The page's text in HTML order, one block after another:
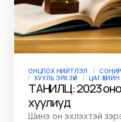
ОНЦЛОХ НИЙТЛЭЛ
ХУУЛЬ ЭРХ ЗҮЙ
ЦАГ
ТАНИЛЦ: 2023
хуулиуд
Шинэ он эхлэхтэй